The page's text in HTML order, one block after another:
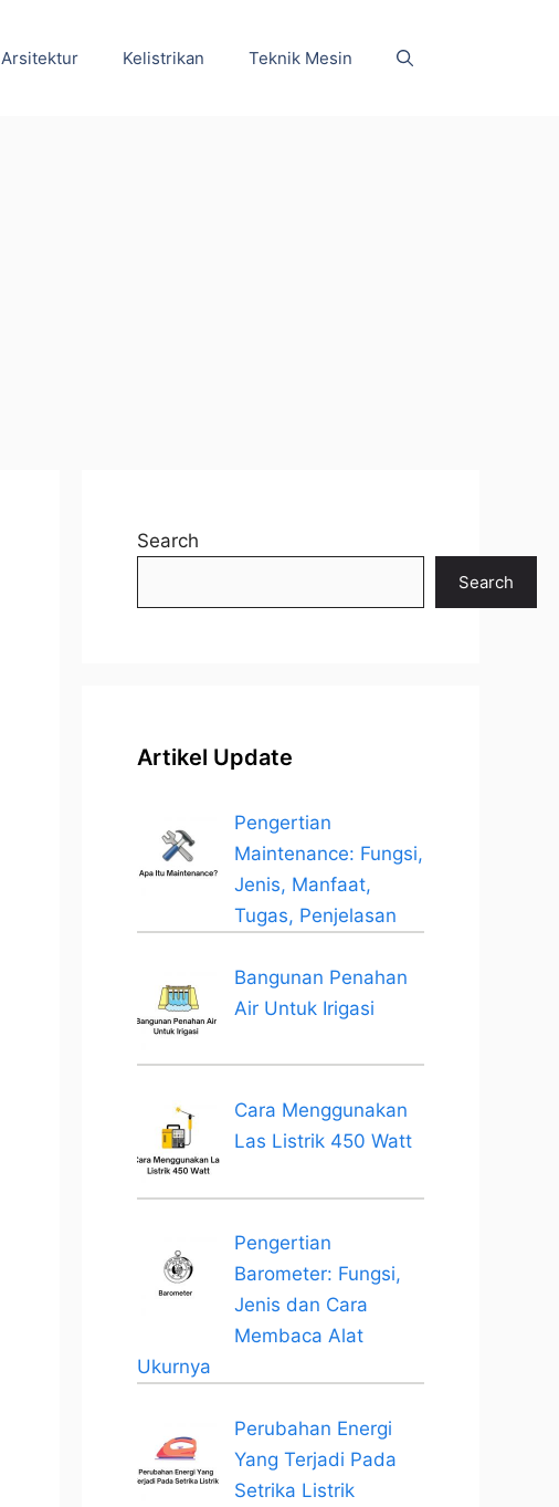
Arsitektur Kelistrikan Teknik Mesin
Search
Search
Artikel Update
Pengertian
Maintenance: Fungsi,
Jenis, Manfaat,
Tugas, Penjelasan
Bangunan Penahan
Air Untuk Irigasi
Cara Menggunakan
Las Listrik 450 Watt
Pengertian
Barometer: Fungsi,
Jenis dan Cara
Membaca Alat
Ukurnya
Perubahan Energi
Yang Terjadi Pada
Setrika Listrik